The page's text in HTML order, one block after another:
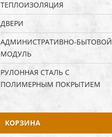
ТЕПЛОИЗОЛЯЦИЯ
ДВЕРИ
АДМИНИСТРАТИВНО-БЫТОВОЙ
МОДУЛЬ
РУЛОННАЯ СТАЛЬ С
ПОЛИМЕРНЫМ ПОКРЫТИЕМ
КОРЗИНА